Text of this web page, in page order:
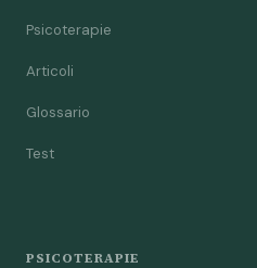
Psicoterapie
Articoli
Glossario
Test
PSICOTERAPIE